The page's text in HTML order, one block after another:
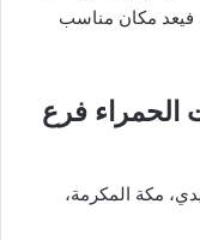
فيعد مكان مناسب
فرع
مكة المكرمة،